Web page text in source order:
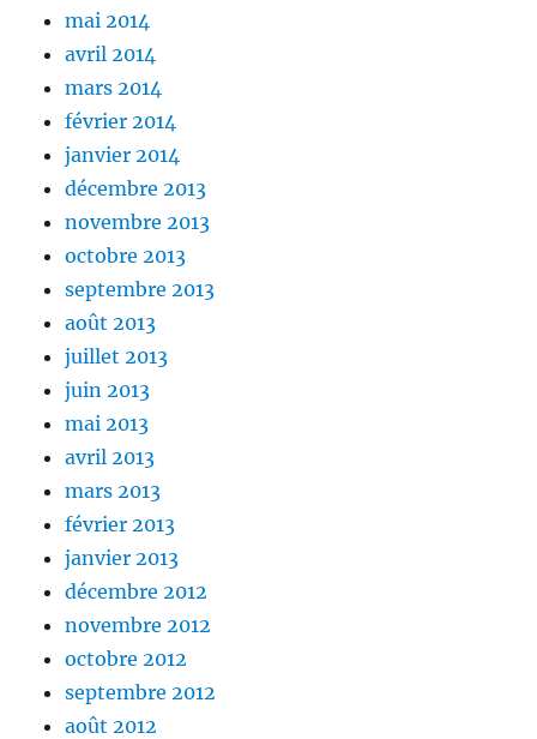
mai 2014
avril 2014
mars 2014
février 2014
janvier 2014
décembre 2013
novembre 2013
octobre 2013
septembre 2013
août 2013
juillet 2013
juin 2013
mai 2013
avril 2013
mars 2013
février 2013
janvier 2013
décembre 2012
novembre 2012
octobre 2012
septembre 2012
août 2012